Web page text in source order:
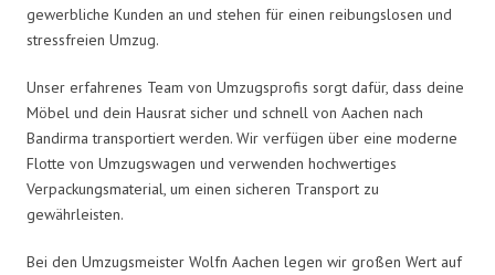
gewerbliche Kunden an und stehen für einen reibungslosen und
stressfreien Umzug.
Unser erfahrenes Team von Umzugsprofis sorgt dafür, dass deine
Möbel und dein Hausrat sicher und schnell von Aachen nach
Bandirma transportiert werden. Wir verfügen über eine moderne
Flotte von Umzugswagen und verwenden hochwertiges
Verpackungsmaterial, um einen sicheren Transport zu
gewährleisten.
Bei den Umzugsmeister Wolfn Aachen legen wir großen Wert auf